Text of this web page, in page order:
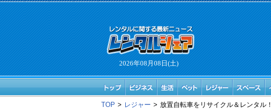
2026年08月08日(土)
TOP > レジャー > 放置自転車をリサイクル＆レンタル！